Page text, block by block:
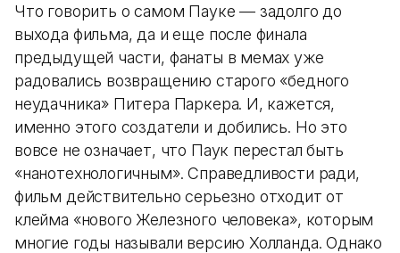
Что говорить о самом Пауке — задолго до
выхода фильма, да и еще после финала
предыдущей части, фанаты в мемах уже
радовались возвращению старого «бедного
неудачника» Питера Паркера. И, кажется,
именно этого создатели и добились. Но это
вовсе не означает, что Паук перестал быть
«нанотехнологичным». Справедливости ради,
фильм действительно серьезно отходит от
клейма «нового Железного человека», которым
многие годы называли версию Холланда. Однако